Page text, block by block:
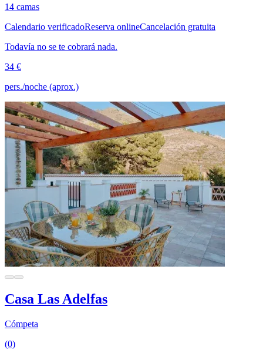
14 camas
Calendario verificadoReserva onlineCancelación gratuita
Todavía no se te cobrará nada.
34 €
pers./noche (aprox.)
Casa Las Adelfas
Cómpeta
(0)